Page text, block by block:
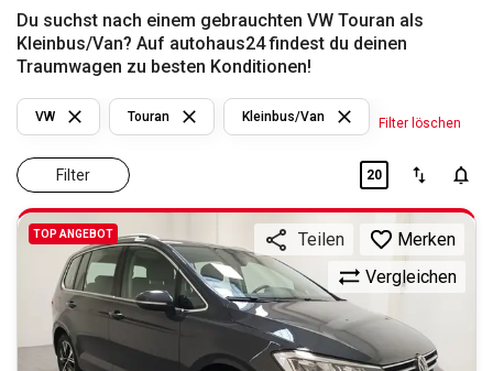
Frankfurt Wuppertal
Du suchst nach einem gebrauchten VW Touran als
Kleinbus/Van? Auf autohaus24 findest du deinen
Traumwagen zu besten Konditionen!
Filter
VW Touran Kleinbus/Van Filter löschen
20
TOP ANGEBOT
Vergleichen
Teilen Merken